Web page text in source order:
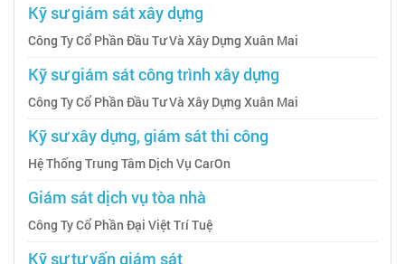
Kỹ sư giám sát xây dựng
Công Ty Cổ Phần Đầu Tư Và Xây Dựng Xuân Mai
Kỹ sư giám sát công trình xây dựng
Công Ty Cổ Phần Đầu Tư Và Xây Dựng Xuân Mai
Kỹ sư xây dựng, giám sát thi công
Hệ Thống Trung Tâm Dịch Vụ CarOn
Giám sát dịch vụ tòa nhà
Công Ty Cổ Phần Đại Việt Trí Tuệ
Kỹ sư tư vấn giám sát